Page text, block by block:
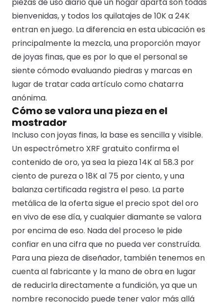
piezas de uso diario que un hogar aparta son todas
bienvenidas, y todos los quilatajes de 10K a 24K
entran en juego. La diferencia en esta ubicación es
principalmente la mezcla, una proporción mayor
de joyas finas, que es por lo que el personal se
siente cómodo evaluando piedras y marcas en
lugar de tratar cada artículo como chatarra
anónima.
Cómo se valora una pieza en el
mostrador
Incluso con joyas finas, la base es sencilla y visible.
Un espectrómetro XRF gratuito confirma el
contenido de oro, ya sea la pieza 14K al 58.3 por
ciento de pureza o 18K al 75 por ciento, y una
balanza certificada registra el peso. La parte
metálica de la oferta sigue el precio spot del oro
en vivo de ese día, y cualquier diamante se valora
por encima de eso. Nada del proceso le pide
confiar en una cifra que no pueda ver construída.
Para una pieza de diseñador, también tenemos en
cuenta al fabricante y la mano de obra en lugar
de reducirla directamente a fundición, ya que un
nombre reconocido puede tener valor más allá